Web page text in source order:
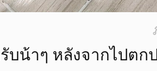
บน้าๆ หลังจากไปต